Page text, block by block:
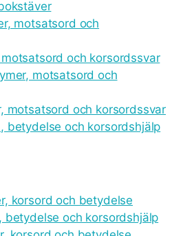
motsatsord och
och korsordssvar
motsatsord och
motsatsord och korsordssvar
betydelse och korsordshjälp
korsord och betydelse
betydelse och korsordshjälp